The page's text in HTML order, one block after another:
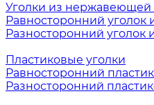
Уголки из нержавеющей
Равносторонний
Разносторонний
Пластиковые уголки
Равносторонний
Разносторонний